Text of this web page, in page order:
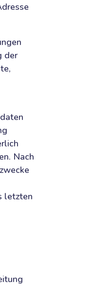
der
Nach
letzten